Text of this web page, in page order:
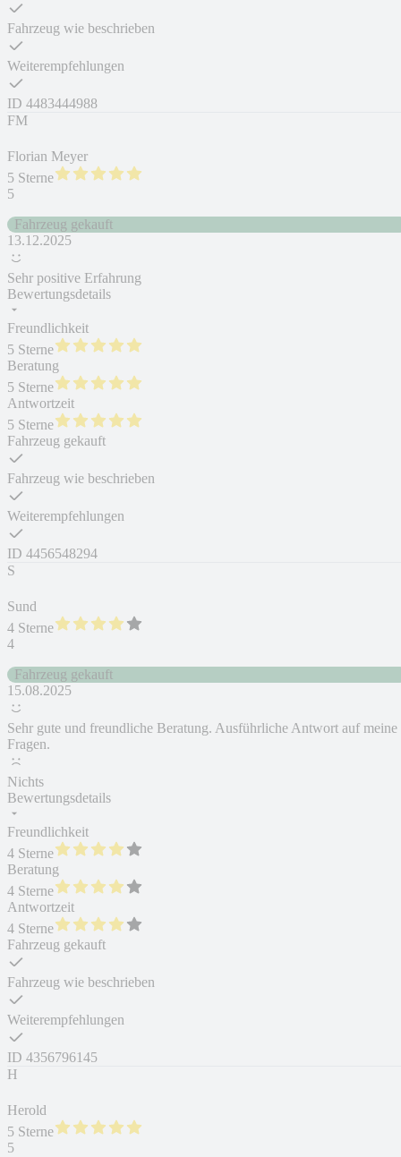
Fahrzeug wie beschrieben
Weiterempfehlungen
ID 4483444988
FM
Florian Meyer
5 Sterne
5
Fahrzeug gekauft
13.12.2025
Sehr positive Erfahrung
Bewertungsdetails
Freundlichkeit
5 Sterne
Beratung
5 Sterne
Antwortzeit
5 Sterne
Fahrzeug gekauft
Fahrzeug wie beschrieben
Weiterempfehlungen
ID 4456548294
S
Sund
4 Sterne
4
Fahrzeug gekauft
15.08.2025
Sehr gute und freundliche Beratung. Ausführliche Antwort auf meine
Fragen.
Nichts
Bewertungsdetails
Freundlichkeit
4 Sterne
Beratung
4 Sterne
Antwortzeit
4 Sterne
Fahrzeug gekauft
Fahrzeug wie beschrieben
Weiterempfehlungen
ID 4356796145
H
Herold
5 Sterne
5